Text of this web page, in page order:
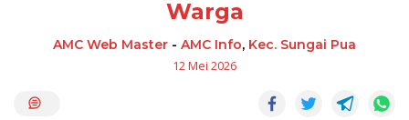
Warga
AMC Web Master - AMC Info, Kec. Sungai Pua
12 Mei 2026